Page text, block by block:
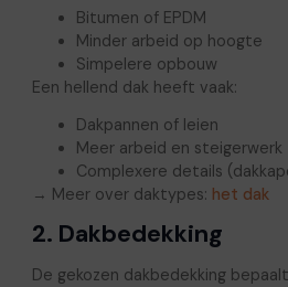
Bitumen of EPDM
Minder arbeid op hoogte
Simpelere opbouw
Een hellend dak heeft vaak:
Dakpannen of leien
Meer arbeid en steigerwerk
Complexere details
→ Meer over daktypes: het dak
2. Dakbedekking
De gekozen dakbedekking